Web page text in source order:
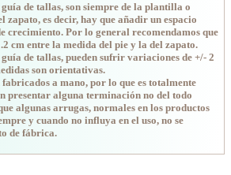
de tallas, son siempre de la plantilla o
zapato, es decir, hay que añadir un espacio
crecimiento. Por lo general recomendamos que
cm entre la medida del pie y la del zapato.
de tallas, pueden sufrir variaciones de +/- 2
son orientativas.
a mano, por lo que es totalmente
presentar alguna terminación no del todo
algunas arrugas, normales en los productos
y cuando no influya en el uso, no se
de fábrica.